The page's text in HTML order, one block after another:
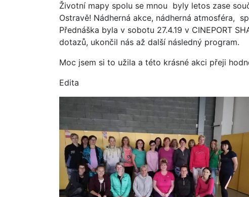
Životní mapy spolu se mnou byly letos zase
Ostravě! Nádherná akce, nádherná atmosféra,
Přednáška byla v sobotu 27.4.19 v CINEPORT
dotazů, ukončil nás až další následný program.
Moc jsem si to užila a této krásné akci přeji
Edita